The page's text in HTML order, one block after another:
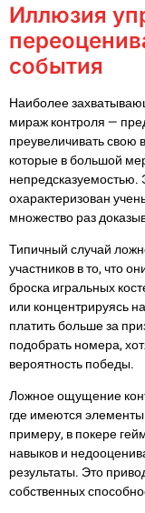
Иллюзия
события
Наиболее
мираж контроля —
преувеличивать свою
которые в большой
охарактеризован
множество раз
Типичный случай
участников в то, что
броска игральных
или концентрируясь
платить больше за
подобрать номера,
вероятность победы.
Ложное ощущение
где имеются
примеру, в покере
навыков и
результаты. Это
собственных